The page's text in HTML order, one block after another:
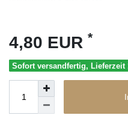
4,80 EUR *
Sofort versandfertig, Lieferzeit